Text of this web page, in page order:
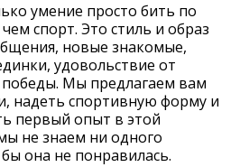
умение просто бить по
спорт. Это стиль и образ
новые знакомые,
удовольствие от
Мы предлагаем вам
надеть спортивную форму и
первый опыт в этой
не знаем ни одного
она не понравилась.